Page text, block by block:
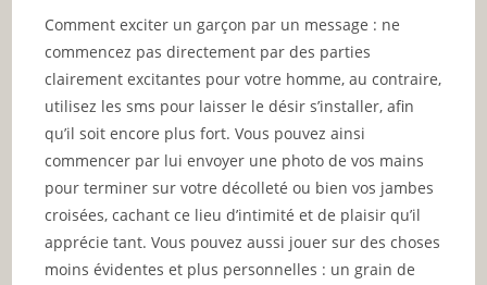
Comment exciter un garçon par un message : ne
commencez pas directement par des parties
clairement excitantes pour votre homme, au contraire,
utilisez les sms pour laisser le désir s’installer, afin
qu’il soit encore plus fort. Vous pouvez ainsi
commencer par lui envoyer une photo de vos mains
pour terminer sur votre décolleté ou bien vos jambes
croisées, cachant ce lieu d’intimité et de plaisir qu’il
apprécie tant. Vous pouvez aussi jouer sur des choses
moins évidentes et plus personnelles : un grain de